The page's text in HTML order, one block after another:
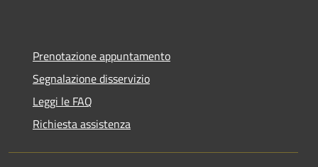
Prenotazione appuntamento
Segnalazione disservizio
Leggi le FAQ
Richiesta assistenza